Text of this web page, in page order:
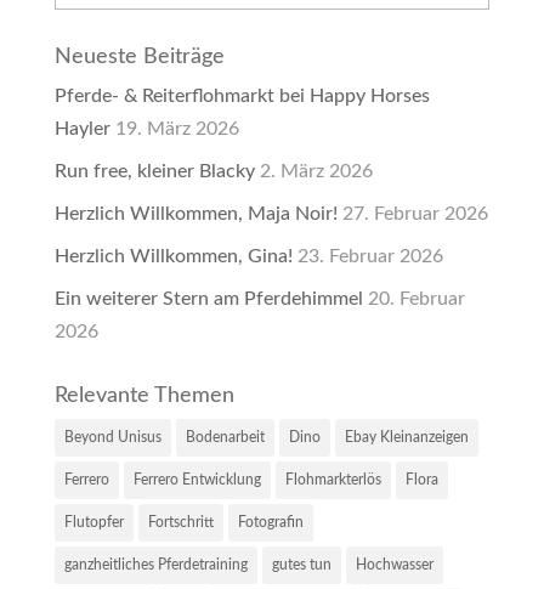
Neueste Beiträge
Pferde- & Reiterflohmarkt bei Happy Horses
Hayler 19. März 2026
Run free, kleiner Blacky 2. März 2026
Herzlich Willkommen, Maja Noir! 27. Februar 2026
Herzlich Willkommen, Gina! 23. Februar 2026
Ein weiterer Stern am Pferdehimmel 20. Februar
2026
Relevante Themen
Beyond Unisus Bodenarbeit Dino Ebay Kleinanzeigen
Ferrero Ferrero Entwicklung Flohmarkterlös Flora
Flutopfer Fortschritt Fotografin
ganzheitliches Pferdetraining gutes tun Hochwasser